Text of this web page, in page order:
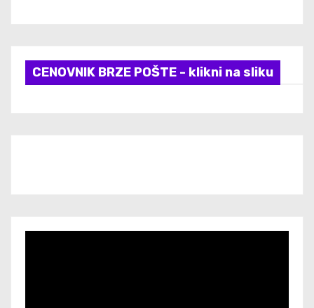
CENOVNIK BRZE POŠTE - klikni na sliku